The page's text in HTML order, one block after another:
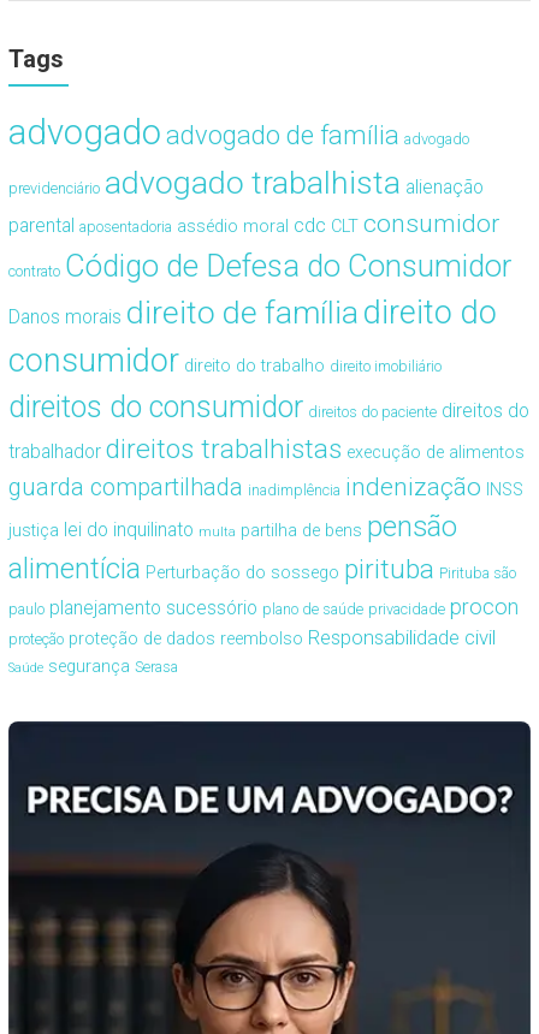
Tags
advogado advogado de família advogado
previdenciário advogado trabalhista alienação
parental aposentadoria assédio moral cdc CLT consumidor
contrato Código de Defesa do Consumidor
Danos morais direito de famíliadireito do
consumidor direito do trabalho direito imobiliário
direitos do consumidor direitos do paciente direitos do
trabalhador direitos trabalhistas execução de alimentos
guarda compartilhada inadimplência indenização INSS
justiça lei do inquilinato multa partilha de bens pensão
alimentícia Perturbação do sossego pirituba Pirituba são
paulo planejamento sucessório plano de saúde privacidade procon
proteção proteção de dados reembolso Responsabilidade civil
Saúde segurança Serasa